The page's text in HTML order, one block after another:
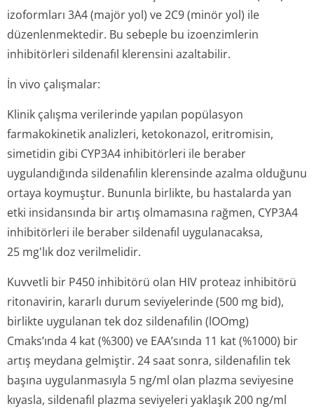
izoformları 3A4 (majör yol) ve 2C9 (minör yol) ile
düzenlenmektedir. Bu sebeple bu izoenzimlerin
inhibitörleri sildenafıl klerensini azaltabilir.
İn vivo çalışmalar:
Klinik çalışma verilerinde yapılan popülasyon
farmakokinetik analizleri, ketokonazol, eritromisin,
simetidin gibi CYP3A4 inhibitörleri ile beraber
uygulandığında sildenafılin klerensinde azalma olduğunu
ortaya koymuştur. Bununla birlikte, bu hastalarda yan
etki insidansında bir artış olmamasına rağmen, CYP3A4
inhibitörleri ile beraber sildenafıl uygulanacaksa,
25 mg'lık doz verilmelidir.
Kuvvetli bir P450 inhibitörü olan HIV proteaz inhibitörü
ritonavirin, kararlı durum seviyelerinde (500 mg bid),
birlikte uygulanan tek doz sildenafılin (lOOmg)
Cmaks’ında 4 kat (%300) ve EAA’sında 11 kat (%1000) bir
artış meydana gelmiştir. 24 saat sonra, sildenafılin tek
başına uygulanmasıyla 5 ng/ml olan plazma seviyesine
kıyasla, sildenafıl plazma seviyeleri yaklaşık 200 ng/ml